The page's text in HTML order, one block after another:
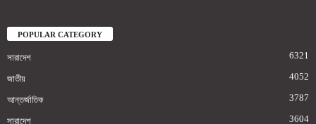
POPULAR CATEGORY
সারাদেশ 6321
জাতীয় 4052
আন্তর্জাতিক 3787
সারাদেশ 3604